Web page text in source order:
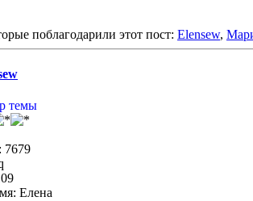
поблагодарили этот пост: Elensew,
темы
7679
Елена